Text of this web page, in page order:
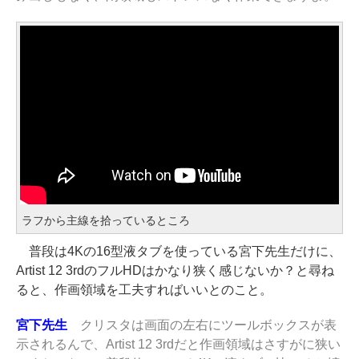
ラフから主線を拾っているところ
普段は4Kの16型液タブを使っている宮下先生だけに、
Artist 12 3rdのフルHDはかなり狭く感じないか？と尋ね
ると、作画領域を工夫すればいいとのこと。
宮下先生
クリスタは画面の左右にツールボックスが表
示されるんで、Artist 12 3rdだと作画領域はさすがに狭い